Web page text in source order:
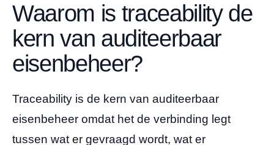
Waarom is traceability de
kern van auditeerbaar
eisenbeheer?
Traceability is de kern van auditeerbaar
eisenbeheer omdat het de verbinding legt
tussen wat er gevraagd wordt, wat er